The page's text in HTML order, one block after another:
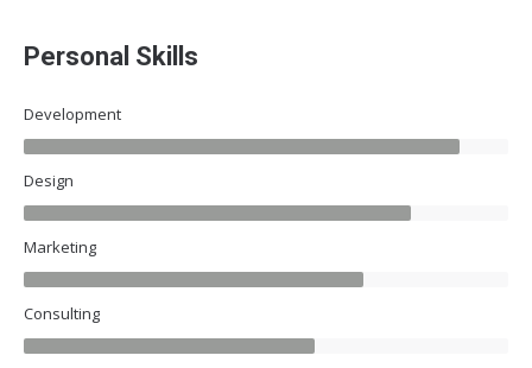
Personal Skills
Development
Design
Marketing
Consulting